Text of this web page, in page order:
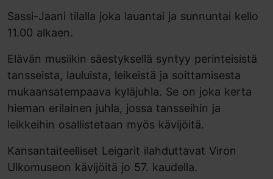
Sassi-Jaani tilalla joka lauantai ja sunnuntai kello
11.00 alkaen.
Elävän musiikin säestyksellä syntyy perinteisistä
tansseista, lauluista, leikeistä ja soittamisesta
mukaansatempaava kyläjuhla. Se on joka kerta
hieman erilainen juhla, jossa tansseihin ja
leikkeihin osallistetaan myös kävijöitä.
Kansantaiteelliset Leigarit ilahduttavat Viron
Ulkomuseon kävijöitä jo 57. kaudella.